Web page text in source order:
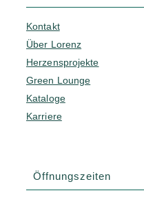
Kontakt
Über Lorenz
Herzensprojekte
Green Lounge
Kataloge
Karriere
Öffnungszeiten